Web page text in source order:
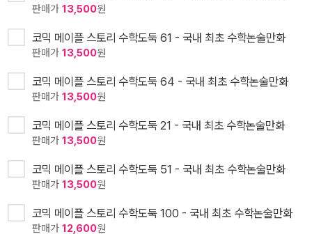
판매가 13,500원
코믹 메이플 스토리 수학도둑 61 - 국내 최초 수학논술만화
판매가 13,500원
코믹 메이플 스토리 수학도둑 64 - 국내 최초 수학논술만화
판매가 13,500원
코믹 메이플 스토리 수학도둑 21 - 국내 최초 수학논술만화
판매가 13,500원
코믹 메이플 스토리 수학도둑 51 - 국내 최초 수학논술만화
판매가 13,500원
코믹 메이플 스토리 수학도둑 100 - 국내 최초 수학논술만화
판매가 12,600원